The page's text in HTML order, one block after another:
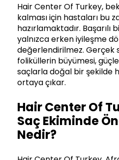
Hair Center Of Turkey,
kalması için hastaları bu
hazırlamaktadır. Başarılı
yalnızca erken iyileşme
değerlendirilmez. Gerçek
foliküllerin büyümesi,
saçlarla doğal bir şekilde
ortaya çıkar.
Hair Center Of
Saç Ekiminde
Nedir?